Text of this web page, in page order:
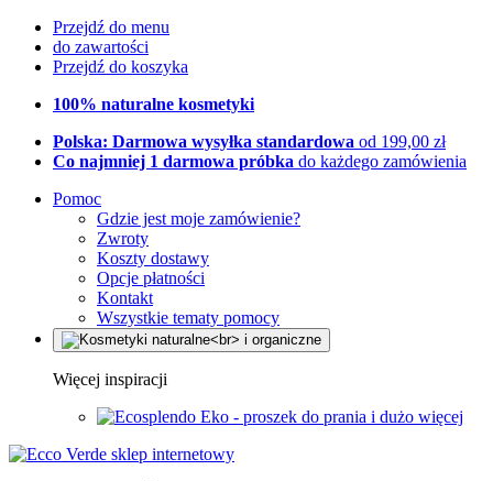
Przejdź do menu
do zawartości
Przejdź do koszyka
100% naturalne kosmetyki
Polska: Darmowa wysyłka standardowa od 199,00 zł
Co najmniej 1 darmowa próbka do każdego zamówienia
Pomoc
Gdzie jest moje zamówienie?
Zwroty
Koszty dostawy
Opcje płatności
Kontakt
Wszystkie tematy pomocy
Więcej inspiracji
Eko - proszek do prania i dużo więcej